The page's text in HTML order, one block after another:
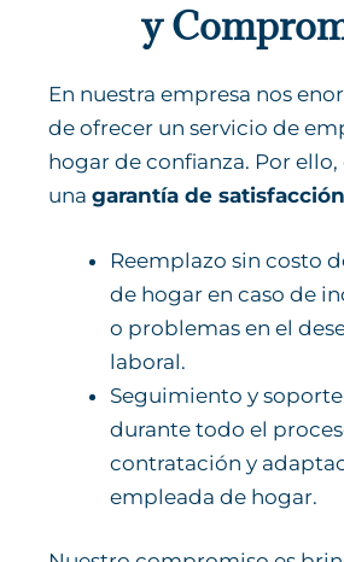
y
En nuestra empresa nos
de ofrecer un servicio de
hogar de confianza. Por
una garantía de satisfacción
Reemplazo sin costo
de hogar en caso de
o problemas en el
laboral.
Seguimiento y
durante todo el
contratación y
empleada de hogar.